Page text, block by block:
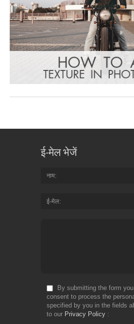
ई-मेल भेजें
नाम
ई-मेल
By submitting the form
consent to process the
specified by you in the fields
to our Privacy Policy